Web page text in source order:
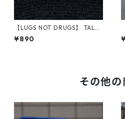
【LUGS NOT DRUGS】 TALKI
NG HEAD STICKER
¥890
その他の